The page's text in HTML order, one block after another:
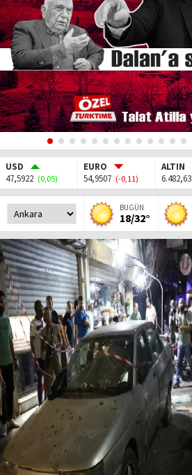
USD
47,5922 (0,05)
EURO
54,9507 (-0,11)
ALTIN
6.482,63
BUGÜN
18/32°